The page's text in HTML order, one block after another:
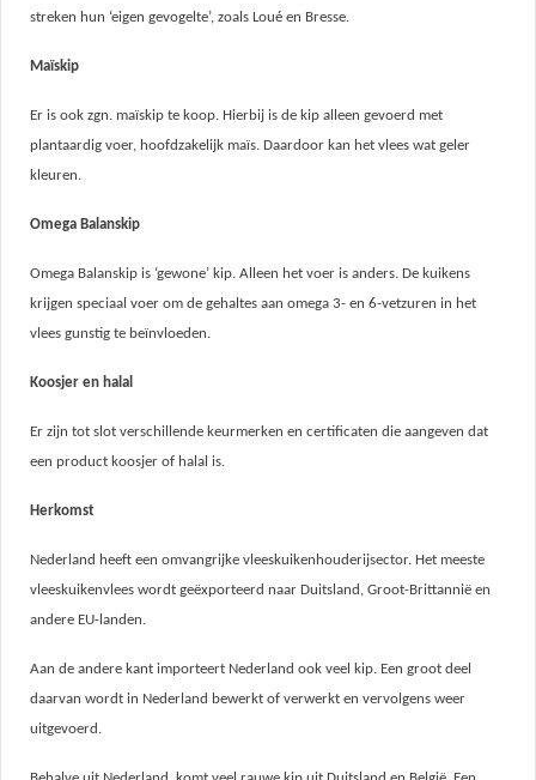
streken hun ‘eigen gevogelte’, zoals Loué en Bresse.
Maïskip
Er is ook zgn. maïskip te koop. Hierbij is de kip alleen gevoerd met
plantaardig voer, hoofdzakelijk maïs. Daardoor kan het vlees wat geler
kleuren.
Omega Balanskip
Omega Balanskip is ‘gewone’ kip. Alleen het voer is anders. De kuikens
krijgen speciaal voer om de gehaltes aan omega 3- en 6-vetzuren in het
vlees gunstig te beïnvloeden.
Koosjer en halal
Er zijn tot slot verschillende keurmerken en certificaten die aangeven dat
een product koosjer of halal is.
Herkomst
Nederland heeft een omvangrijke vleeskuikenhouderijsector. Het meeste
vleeskuikenvlees wordt geëxporteerd naar Duitsland, Groot-Brittannië en
andere EU-landen.
Aan de andere kant importeert Nederland ook veel kip. Een groot deel
daarvan wordt in Nederland bewerkt of verwerkt en vervolgens weer
uitgevoerd.